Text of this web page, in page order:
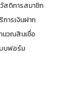
สดิการสมาชิก
การเงินฝาก
นวณสินเชื่อ
บฟอร์ม